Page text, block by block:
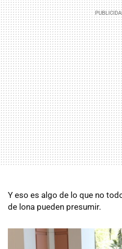
Y eso es algo de lo que no
de lona pueden presumir.